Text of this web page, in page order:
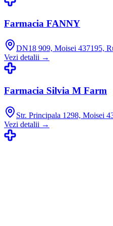
Farmacia FANNY
DN18 909, Moisei 437195,
Vezi detalii →
Farmacia Silvia M Farm
Str. Principala 1298, Moisei
Vezi detalii →